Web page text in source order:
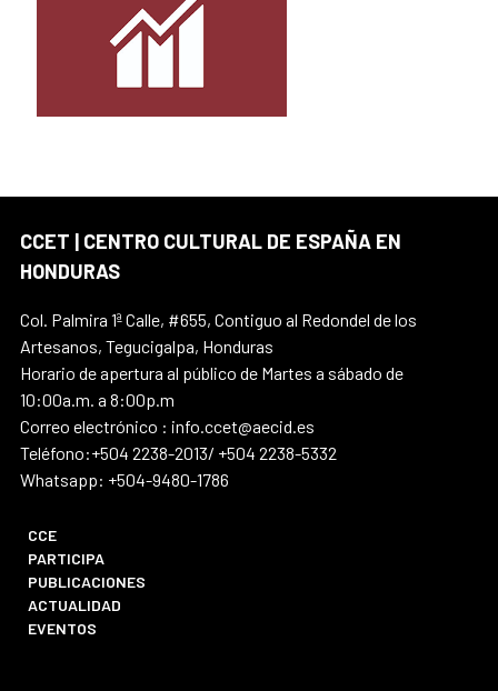
CCET | CENTRO CULTURAL DE ESPAÑA EN
HONDURAS
Col. Palmira 1ª Calle, #655, Contiguo al Redondel de los
Artesanos, Tegucigalpa, Honduras
Horario de apertura al público de Martes a sábado de
10:00a.m. a 8:00p.m
Correo electrónico : info.ccet@aecid.es
Teléfono:+504 2238-2013/ +504 2238-5332
Whatsapp: +504-9480-1786
CCE
PARTICIPA
PUBLICACIONES
ACTUALIDAD
EVENTOS